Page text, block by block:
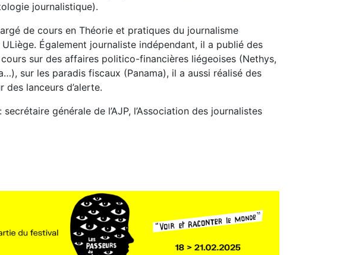
journalistique).
de cours en Théorie et pratiques du journalisme
ULiège. Également journaliste indépendant, il a publié des
sur des affaires politico-financières liégeoises (Nethys,
sur les paradis fiscaux (Panama), il a aussi réalisé des
des lanceurs d’alerte.
: secrétaire générale de l’AJP, l’Association des journalistes